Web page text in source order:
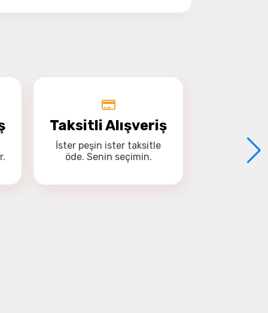
Taksitli Alışveriş
İster peşin ister taksitle
öde. Senin seçimin.